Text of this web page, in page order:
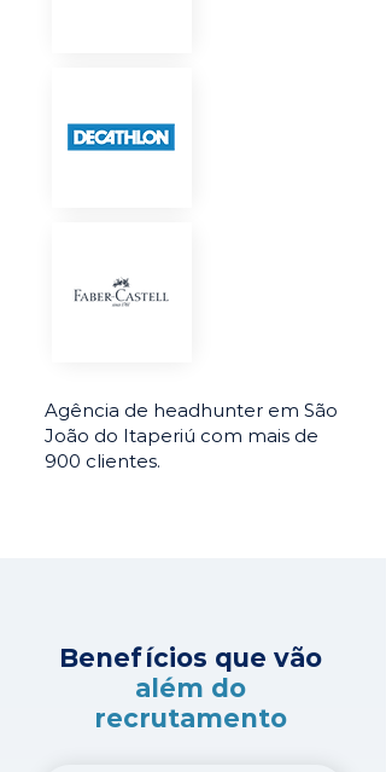
Agência de headhunter em São
João do Itaperiú com mais de
900 clientes.
Benefícios que vão
além do
recrutamento